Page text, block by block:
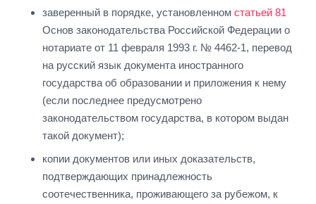
заверенный в порядке, установленном статьей 81
Основ законодательства Российской Федерации о
нотариате от 11 февраля 1993 г. № 4462-1, перевод
на русский язык документа иностранного
государства об образовании и приложения к нему
(если последнее предусмотрено
законодательством государства, в котором выдан
такой документ);
копии документов или иных доказательств,
подтверждающих принадлежность
соотечественника, проживающего за рубежом, к